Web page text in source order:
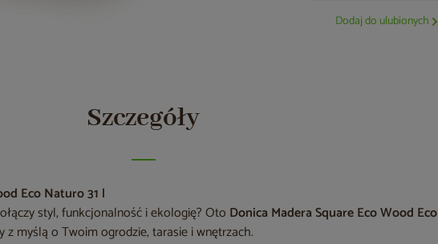
Dodaj do ulubionych
Szczegóły
Eco Naturo 31 l
styl, funkcjonalność i ekologię? Oto Donica Madera Square Eco Wood Eco
z myślą o Twoim ogrodzie, tarasie i wnętrzach.